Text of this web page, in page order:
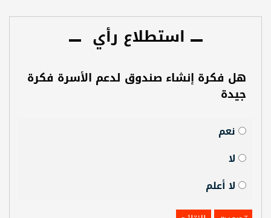
استطلاع رأي
هل فكرة إنشاء صندوق لدعم الأسرة فكرة
جيدة
نعم
لا
لا أعلم